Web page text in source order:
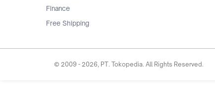
Finance
Free Shipping
© 2009 - 2026, PT. Tokopedia. All Rights Reserved.